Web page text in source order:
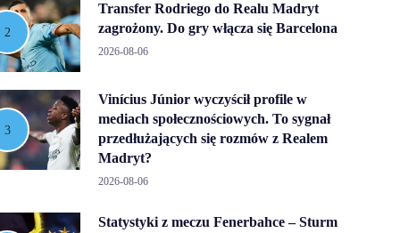
Transfer Rodriego do Realu Madryt
zagrożony. Do gry włącza się Barcelona
2026-08-06
Vinícius Júnior wyczyścił profile w
mediach społecznościowych. To sygnał
przedłużających się rozmów z Realem
Madryt?
2026-08-06
Statystyki z meczu Fenerbahce – Sturm